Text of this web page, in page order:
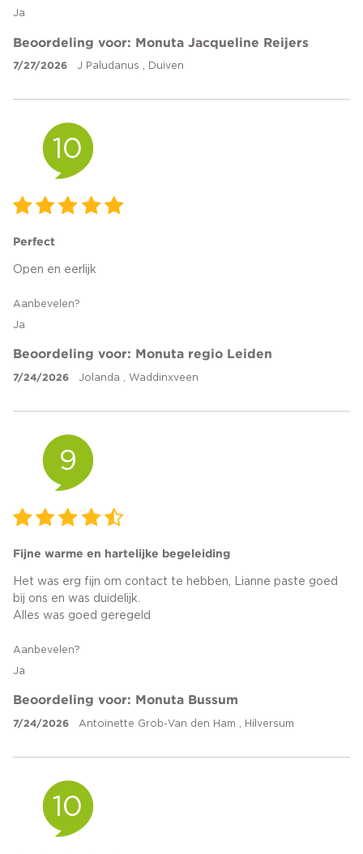
Ja
Beoordeling voor: Monuta Jacqueline Reijers
7/27/2026 J Paludanus , Duiven
10
Perfect
Open en eerlijk
Aanbevelen?
Ja
Beoordeling voor: Monuta regio Leiden
7/24/2026 Jolanda , Waddinxveen
9
Fijne warme en hartelijke begeleiding
Het was erg fijn om contact te hebben, Lianne paste goed
bij ons en was duidelijk.
Alles was goed geregeld
Aanbevelen?
Ja
Beoordeling voor: Monuta Bussum
7/24/2026 Antoinette Grob-Van den Ham , Hilversum
10